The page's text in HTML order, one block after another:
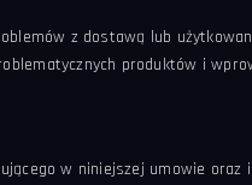
z dostawą lub
produktów i
w niniejszej umowie